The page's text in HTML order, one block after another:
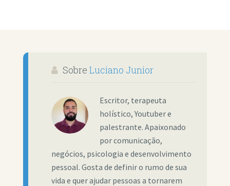
Sobre Luciano Junior
Escritor, terapeuta
holístico, Youtuber e
palestrante. Apaixonado
por comunicação,
negócios, psicologia e desenvolvimento
pessoal. Gosta de definir o rumo de sua
vida e quer ajudar pessoas a tornarem